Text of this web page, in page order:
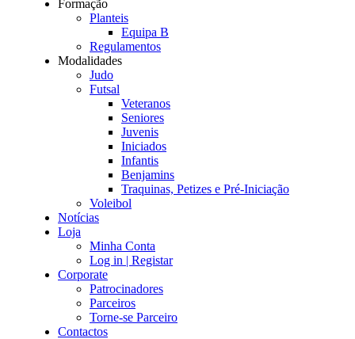
Formação
Planteis
Equipa B
Regulamentos
Modalidades
Judo
Futsal
Veteranos
Seniores
Juvenis
Iniciados
Infantis
Benjamins
Traquinas, Petizes e Pré-Iniciação
Voleibol
Notícias
Loja
Minha Conta
Log in | Registar
Corporate
Patrocinadores
Parceiros
Torne-se Parceiro
Contactos